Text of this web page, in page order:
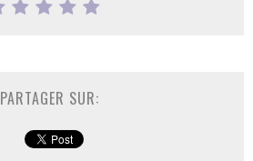
PARTAGER SUR: